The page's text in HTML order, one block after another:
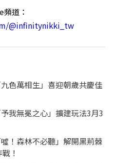
道：
@infinitynikki_tw
色萬相生」喜迎朝歲共慶佳
我無冕之心」擴建玩法3月3
！森林不必聽」解開黑荊棘
！